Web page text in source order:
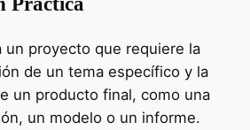
un proyecto que requiere la
de un tema específico y la
un producto final, como una
un modelo o un informe.